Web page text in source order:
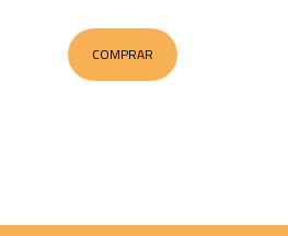
COMPRAR